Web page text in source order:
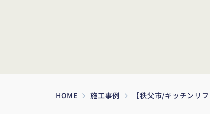
HOME 施工事例 【秩父市/キッチンリ